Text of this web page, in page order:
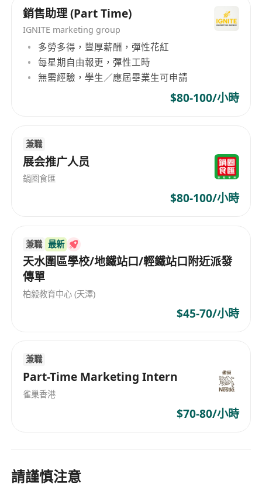
• 流利廣東話+基本普通話/英文
• 18歲以上（有經驗優先）
• 不設外出午膳 請自備糧食
發展機會：
面試安排（名額有限）：
每週一 3:00-5:00pm
「如*聘請*人事部會另外通知工作安排」
銷售助理 (Part Time)
IGNITE marketing group
多勞多得，豐厚薪酬，彈性花紅
每星期自由報更，彈性工時
無需經驗，學生／應屆畢業生可申請
$80-100/小時
兼職
展会推广人员
鍋圈食匯
$80-100/小時
兼職 最新
天水圍區學校/地鐵站口/輕鐵站口附近派發
傳單
柏毅教育中心 (天澤)
$45-70/小時
兼職
Part-Time Marketing Intern
雀巢香港
$70-80/小時
請謹慎注意